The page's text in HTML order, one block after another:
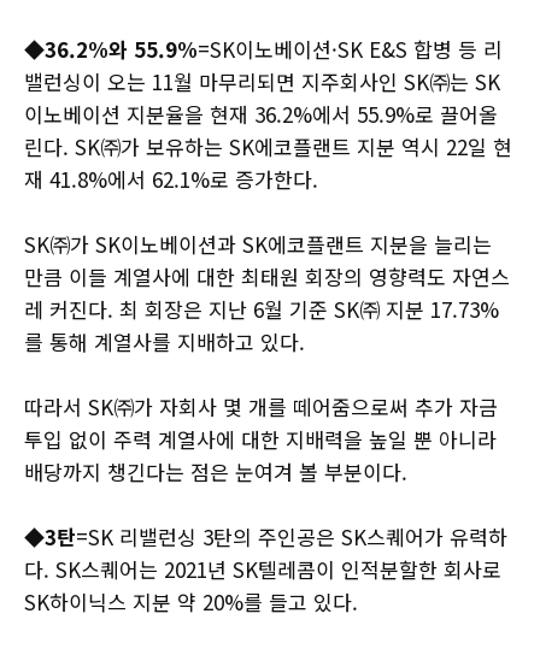
◆36.2%와 55.9%=SK이노베이션·SK E&S 합병 등 리
밸런싱이 오는 11월 마무리되면 지주회사인 SK㈜는 SK
이노베이션 지분율을 현재 36.2%에서 55.9%로 끌어올
린다. SK㈜가 보유하는 SK에코플랜트 지분 역시 22일 현
재 41.8%에서 62.1%로 증가한다.
SK㈜가 SK이노베이션과 SK에코플랜트 지분을 늘리는
만큼 이들 계열사에 대한 최태원 회장의 영향력도 자연스
레 커진다. 최 회장은 지난 6월 기준 SK㈜ 지분 17.73%
를 통해 계열사를 지배하고 있다.
따라서 SK㈜가 자회사 몇 개를 떼어줌으로써 추가 자금
투입 없이 주력 계열사에 대한 지배력을 높일 뿐 아니라
배당까지 챙긴다는 점은 눈여겨 볼 부분이다.
◆3탄=SK 리밸런싱 3탄의 주인공은 SK스퀘어가 유력하
다. SK스퀘어는 2021년 SK텔레콤이 인적분할한 회사로
SK하이닉스 지분 약 20%를 들고 있다.